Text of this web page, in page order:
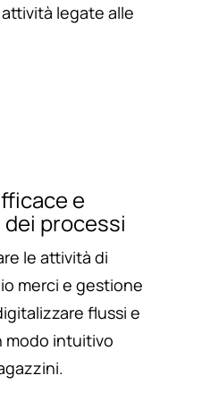
legate alle
e
processi
le attività di
merci e gestione
flussi e
modo intuitivo